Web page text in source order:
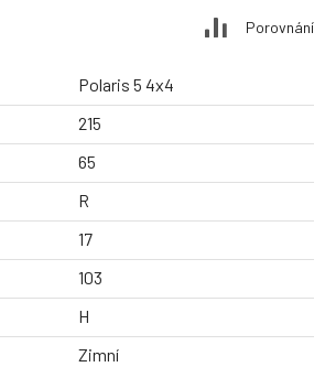
Porovnání
Polaris 5 4x4
215
65
R
17
103
H
Zimní